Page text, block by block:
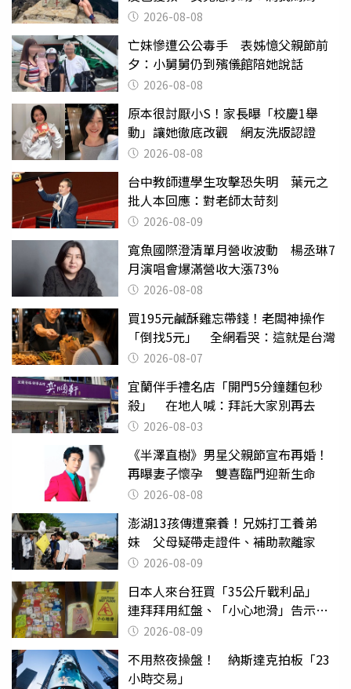
沒找到
2026-08-08
亡妹慘遭公公毒手 表姊憶父親節前
夕：小舅舅仍到殯儀館陪她說話
2026-08-08
原本很討厭小S！家長曝「校慶1舉
動」讓她徹底改觀 網友洗版認證
2026-08-08
台中教師遭學生攻擊恐失明 葉元之
批人本回應：對老師太苛刻
2026-08-09
寬魚國際澄清單月營收波動 楊丞琳7
月演唱會爆滿營收大漲73%
2026-08-08
買195元鹹酥雞忘帶錢！老闆神操作
「倒找5元」 全網看哭：這就是台灣
2026-08-07
宜蘭伴手禮名店「開門5分鐘麵包秒
殺」 在地人喊：拜託大家別再去
2026-08-03
《半澤直樹》男星父親節宣布再婚！
再曝妻子懷孕 雙喜臨門迎新生命
2026-08-08
澎湖13孩傳遭棄養！兄姊打工養弟
妹 父母疑帶走證件、補助款離家
2026-08-09
日本人來台狂買「35公斤戰利品」
連拜拜用紅盤、「小心地滑」告示牌
也帶回家
2026-08-09
不用熬夜操盤！ 納斯達克拍板「23
小時交易」